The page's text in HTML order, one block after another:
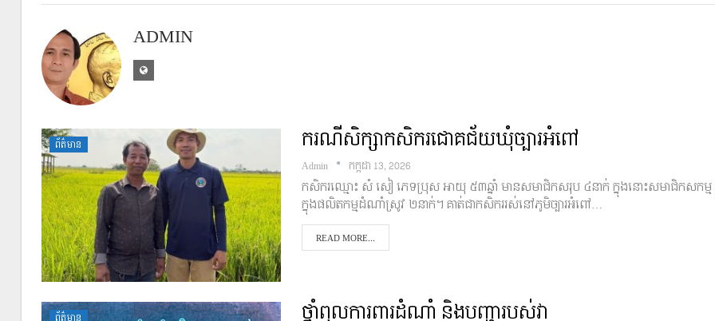
ADMIN
ព័ត៌មាន ករណីសិក្សាកសិករជោគជ័យឃុំច្បារអំពៅ
Admin កក្កដា 13, 2026
កសិករឈ្មោះ សំ សៀ ភេទប្រុស អាយុ ៥៣ឆ្នាំ មានសមាជិកសរុប ៤នាក់ ក្នុងនោះសមាជិកសកម្ម
ក្នុងផលិតកម្មដំណាំស្រូវ ២នាក់។ គាត់ជាកសិកររស់នៅភូមិច្បារអំពៅ…
READ MORE...
ថ្នាំពុលការពារដំណាំ និងបញ្ហារបស់វា